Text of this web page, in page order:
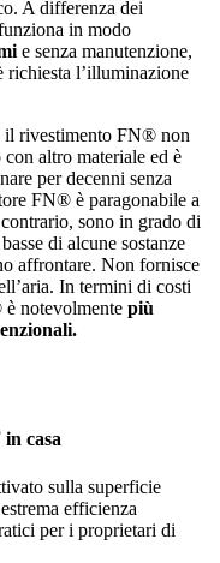
A differenza dei
in modo
e senza manutenzione,
l’illuminazione
il rivestimento FN® non
altro materiale ed è
per decenni senza
FN® è paragonabile a
sono in grado di
di alcune sostanze
affrontare. Non fornisce
In termini di costi
notevolmente più
in casa
sulla superficie
efficienza
per i proprietari di